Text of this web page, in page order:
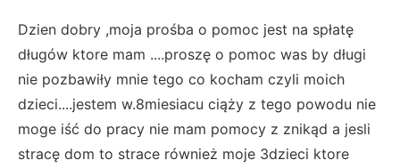
Dzien dobry ,moja prośba o pomoc jest na spłatę
długów ktore mam ....proszę o pomoc was by długi
nie pozbawiły mnie tego co kocham czyli moich
dzieci....jestem w.8miesiacu ciąży z tego powodu nie
moge iść do pracy nie mam pomocy z znikąd a jesli
stracę dom to strace również moje 3dzieci ktore